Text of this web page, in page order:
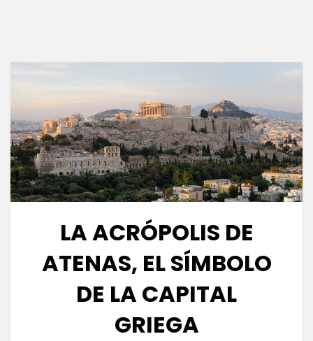
LA ACRÓPOLIS DE
ATENAS, EL SÍMBOLO
DE LA CAPITAL
GRIEGA